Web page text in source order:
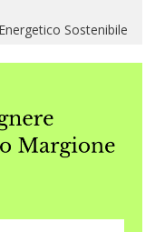
Sostenibile